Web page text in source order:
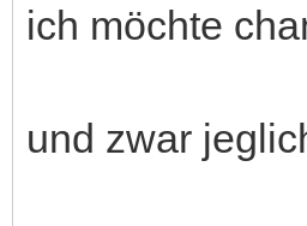
ich möchte
und zwar